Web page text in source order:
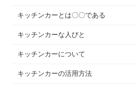
キッチンカーとは〇〇である
キッチンカーな人びと
キッチンカーについて
キッチンカーの活用方法